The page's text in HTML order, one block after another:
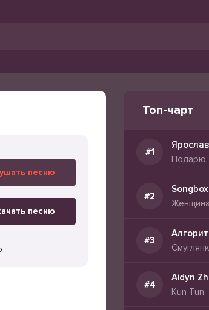
песню
песню
Топ-чарт
Подарю
Songbox
Aidyn
Kun Tun